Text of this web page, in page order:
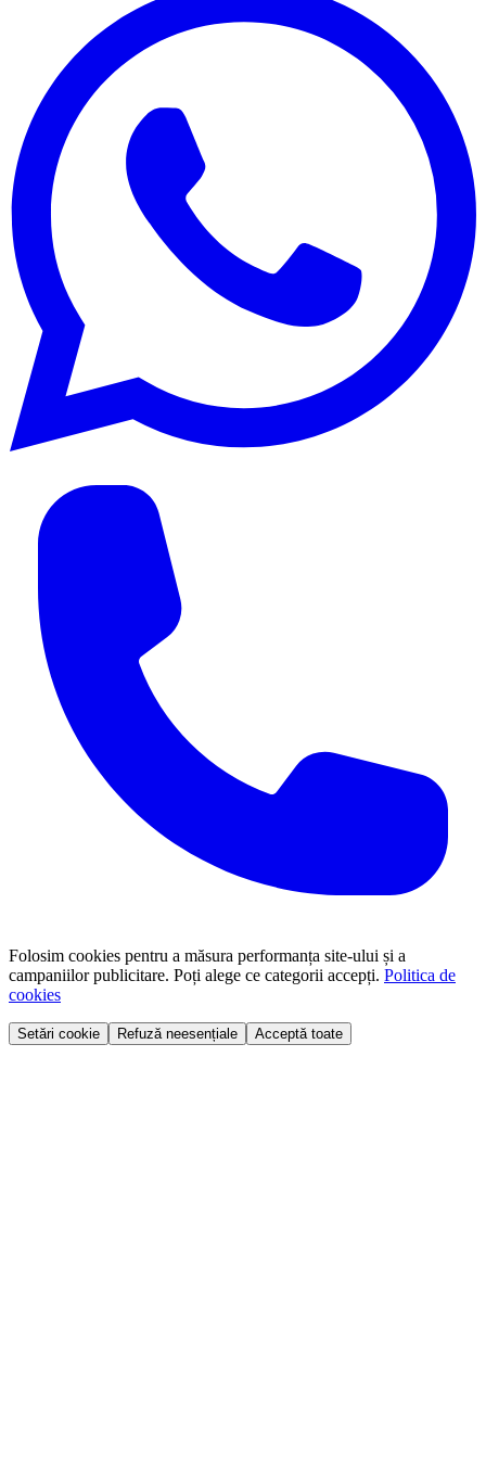
Folosim cookies pentru a măsura performanța site-ului și a
campaniilor publicitare. Poți alege ce categorii accepți. Politica de
cookies
Setări cookie Refuză neesențiale Acceptă toate